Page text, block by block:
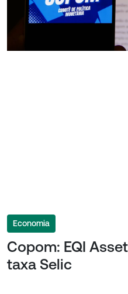
Economia
Copom: EQI
taxa Selic